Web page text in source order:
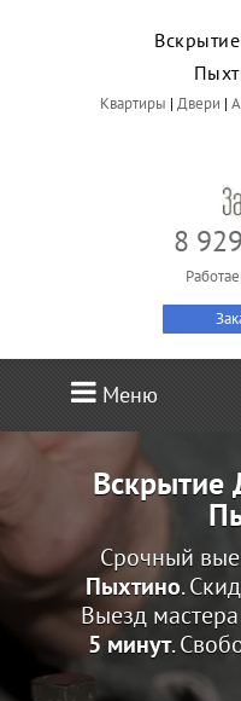
Квартиры | Двери |
8
Меню
Вскрытие
Срочный
Пыхтино.
Выезд
5 минут.